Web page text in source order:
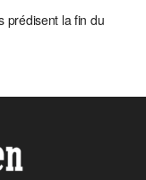
prédisent la fin du